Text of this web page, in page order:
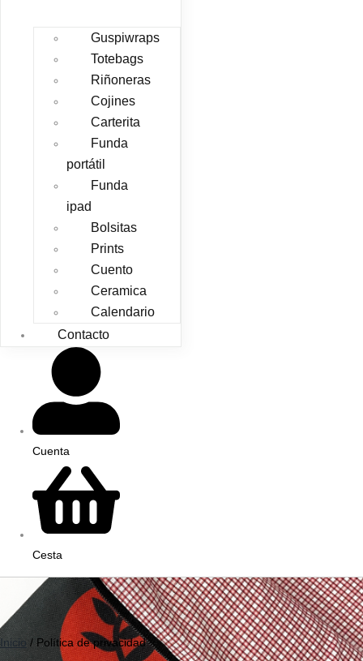
Guspiwraps
Totebags
Riñoneras
Cojines
Carterita
Funda
portátil
Funda
ipad
Bolsitas
Prints
Cuento
Ceramica
Calendario
Contacto
Cuenta
Cesta
Inicio/ Política de privacidad